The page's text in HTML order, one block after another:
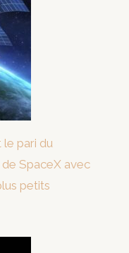
le pari du
SpaceX avec
petits